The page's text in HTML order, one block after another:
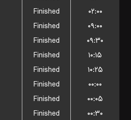
Finished
۰۲:۰۰
Finished
۰۹:۰۰
Finished
۰۹:۳۰
Finished
۱۰:۱۵
Finished
۱۰:۲۵
Finished
۰۰:۰۰
Finished
۰۰:۰۵
Finished
۰۰:۳۰